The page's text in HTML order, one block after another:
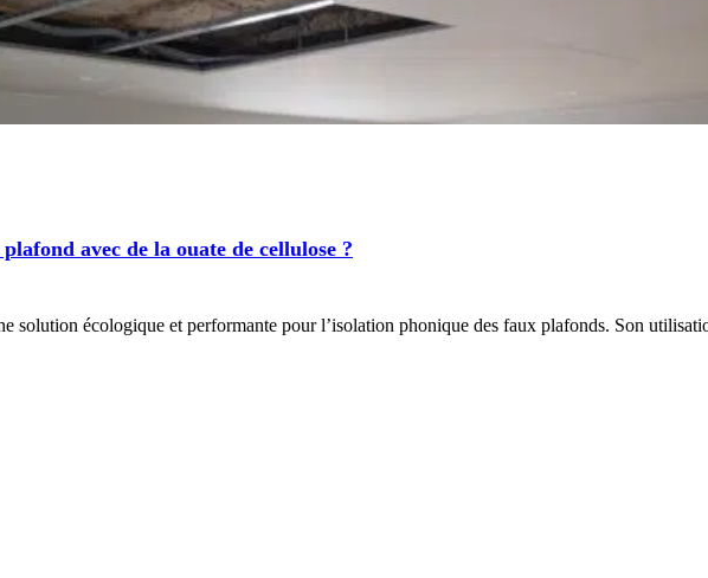
avec de la ouate de cellulose ?
solution écologique et performante pour l’isolation phonique des faux plafonds. Son